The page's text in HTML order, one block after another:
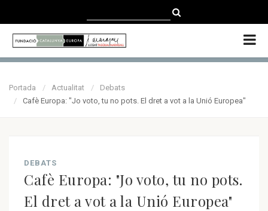
ENGLISH
Portada Actualitat
Debats
Cafè Europa: "Jo voto, tu no pots. El dret a vot a la Unió Europea"
DEBATS
Cafè Europa: "Jo voto, tu no pots.
El dret a vot a la Unió Europea"